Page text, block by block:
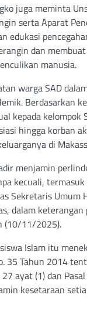
juga meminta
serta Aparat
edukasi
dan
manusia.
warga SAD
Berdasarkan
kepada kelompok
hingga korban
di
menjamin
kecuali,
Sekretaris Umum
dalam keterangan
(10/11/2025).
Islam itu
35 Tahun 2014
ayat (1) dan
kesetaraan